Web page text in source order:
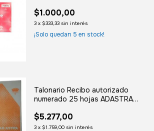
$1.000,00
3 x $333,33 sin interés
¡Solo quedan 5 en stock!
Talonario Recibo autorizado
numerado 25 hojas ADASTRA
$5.277,00
3 x $1.759,00 sin interés